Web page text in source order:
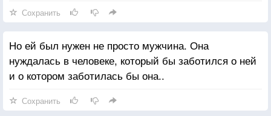
Сохранить
Но ей был нужен не просто мужчина. Она
нуждалась в человеке, который бы заботился о ней
и о котором заботилась бы она..
Сохранить